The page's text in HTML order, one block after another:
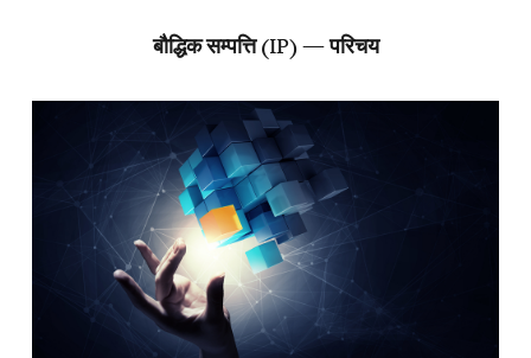
बौद्धिक सम्पत्ति (IP) — परिचय